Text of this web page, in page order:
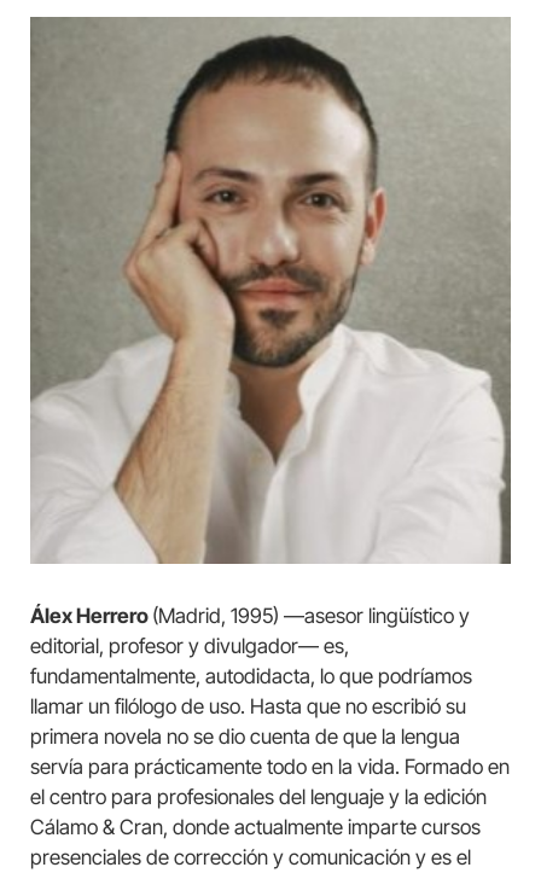
Álex Herrero (Madrid, 1995) —asesor lingüístico y
editorial, profesor y divulgador— es,
fundamentalmente, autodidacta, lo que podríamos
llamar un filólogo de uso. Hasta que no escribió su
primera novela no se dio cuenta de que la lengua
servía para prácticamente todo en la vida. Formado en
el centro para profesionales del lenguaje y la edición
Cálamo & Cran, donde actualmente imparte cursos
presenciales de corrección y comunicación y es el